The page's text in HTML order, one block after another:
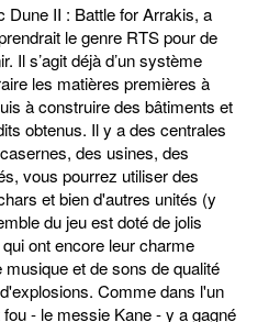
Dune II : Battle for Arrakis, a
le genre RTS pour de
Il s’agit déjà d’un système
les matières premières à
à construire des bâtiments et
obtenus. Il y a des centrales
des usines, des
vous pourrez utiliser des
et bien d'autres unités (y
du jeu est doté de jolis
ont encore leur charme
et de sons de qualité
Comme dans l'un
- le messie Kane - y a gagné